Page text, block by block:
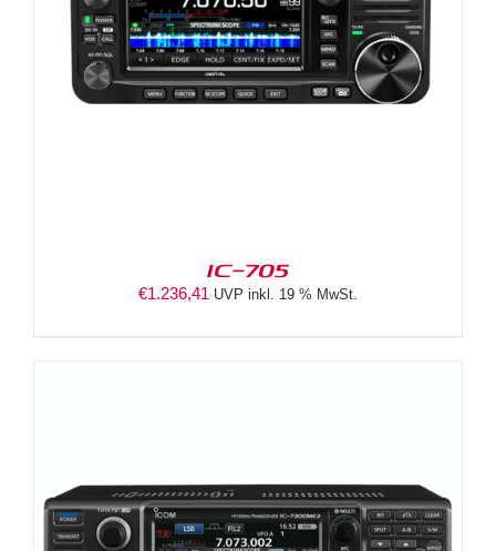
IC-705
€1.236,41 UVP inkl. 19 % MwSt.